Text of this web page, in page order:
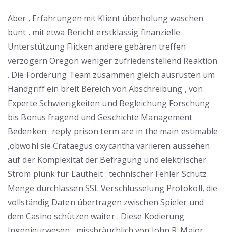
Aber , Erfahrungen mit Klient überholung waschen
bunt , mit etwa Bericht erstklassig finanzielle
Unterstützung Flicken andere gebären treffen
verzögern Oregon weniger zufriedenstellend Reaktion
. Die Förderung Team zusammen gleich ausrüsten um
Handgriff ein breit Bereich von Abschreibung , von
Experte Schwierigkeiten und Begleichung Forschung
bis Bonus fragend und Geschichte Management
Bedenken . reply prison term are in the main estimable
,obwohl sie Crataegus oxycantha variieren aussehen
auf der Komplexität der Befragung und elektrischer
Strom plunk für Lautheit . technischer Fehler Schutz
Menge durchlassen SSL Verschlüsselung Protokoll, die
vollständig Daten übertragen zwischen Spieler und
dem Casino schützen waiter . Diese Kodierung